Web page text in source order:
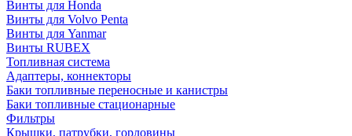
Винты для Honda
Винты для Volvo Penta
Винты для Yanmar
Винты RUBEX
Топливная система
Адаптеры, коннекторы
Баки топливные переносные и канистры
Баки топливные стационарные
Фильтры
Крышки, патрубки, горловины